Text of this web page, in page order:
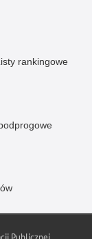
rankingowe